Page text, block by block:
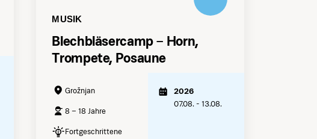
MUSIK
Blechbläsercamp – Horn,
Trompete, Posaune
Grožnjan
8 – 18 Jahre
Fortgeschrittene
2026
07.08. - 13.08.